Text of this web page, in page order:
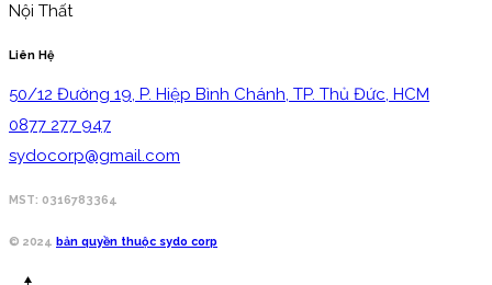
Nội Thất
Liên Hệ
50/12 Đường 19, P. Hiệp Bình Chánh, TP. Thủ Đức, HCM
0877 277 947
sydocorp@gmail.com
MST: 0316783364
© 2024 bản quyền thuộc sydo corp